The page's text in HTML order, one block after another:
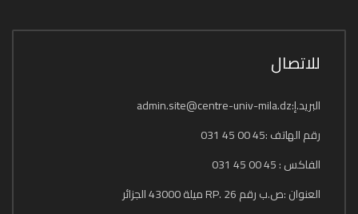
للاتصال
البريد.إ:admin.site@centre-univ-mila.dz
رقم الهاتف :45 00 45 031
الفاكس : 45 00 45 031
العنوان :ص.ب رقم 26 .RP ميلة 43000 الجزائر